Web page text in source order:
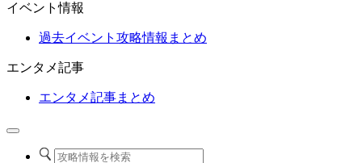
イベント情報
過去イベント攻略情報まとめ
エンタメ記事
エンタメ記事まとめ